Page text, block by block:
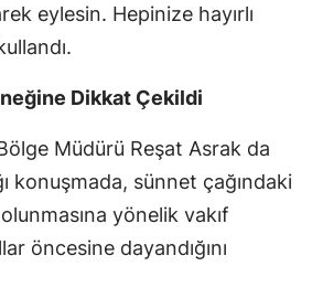
Karaman
Batman
Şırnak
Bartın
Ardahan
eylesin. Hepinize hayırlı
Dikkat Çekildi
Müdürü Reşat Asrak da
konuşmada, sünnet çağındaki
yönelik vakıf
öncesine dayandığını